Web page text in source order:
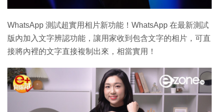
WhatsApp 測試超實用相片新功能！WhatsApp 在最新測試
版內加入文字辨認功能，讓用家收到包含文字的相片，可直
接將內裡的文字直接複制出來，相當實用！